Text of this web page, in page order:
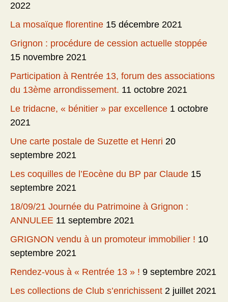
2022
La mosaïque florentine 15 décembre 2021
Grignon : procédure de cession actuelle stoppée
15 novembre 2021
Participation à Rentrée 13, forum des associations
du 13ème arrondissement. 11 octobre 2021
Le tridacne, « bénitier » par excellence 1 octobre
2021
Une carte postale de Suzette et Henri 20
septembre 2021
Les coquilles de l’Eocène du BP par Claude 15
septembre 2021
18/09/21 Journée du Patrimoine à Grignon :
ANNULEE 11 septembre 2021
GRIGNON vendu à un promoteur immobilier ! 10
septembre 2021
Rendez-vous à « Rentrée 13 » ! 9 septembre 2021
Les collections de Club s’enrichissent 2 juillet 2021